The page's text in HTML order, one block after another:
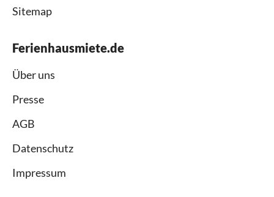
Sitemap
Ferienhausmiete.de
Über uns
Presse
AGB
Datenschutz
Impressum